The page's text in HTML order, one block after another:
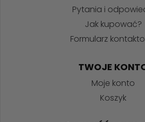
Pytania i
Jak kupować?
Formularz
TWOJE
Moje konto
Koszyk